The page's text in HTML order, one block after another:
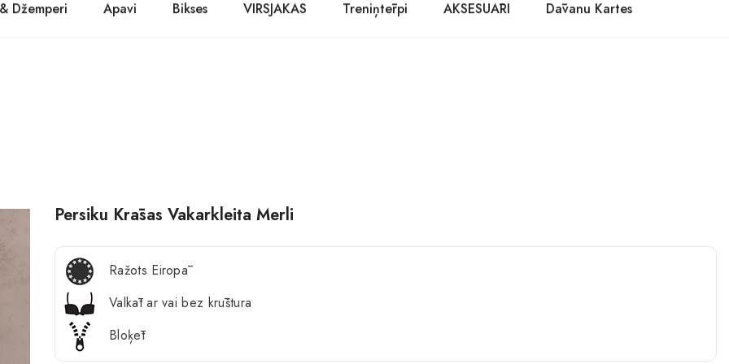
PASŪTĪT TŪLĪT! Prece tiks piegādāta 1-3 dienu laikā.
Džemperi Apavi Bikses VIRSJAKAS Treniņtērpi AKSESUĀRI Dāvanu Kartes
Persiku Krāsas Vakarkleita Merli
Ražots Eiropā
Valkāt ar vai bez krūštura
Bloķēt